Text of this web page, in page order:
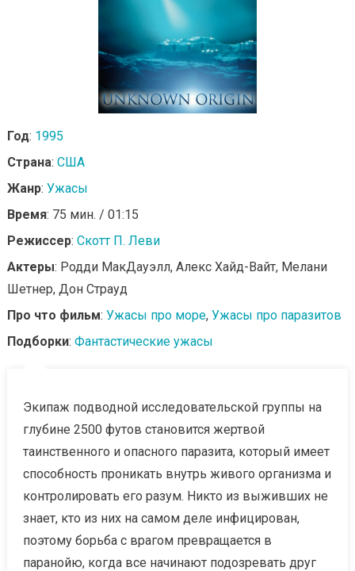
Год: 1995
Страна: США
Жанр: Ужасы
Время: 75 мин. / 01:15
Режиссер: Скотт П. Леви
Актеры: Родди МакДауэлл, Алекс Хайд-Вайт, Мелани
Шетнер, Дон Страуд
Про что фильм: Ужасы про море, Ужасы про паразитов
Подборки: Фантастические ужасы
Экипаж подводной исследовательской группы на
глубине 2500 футов становится жертвой
таинственного и опасного паразита, который имеет
способность проникать внутрь живого организма и
контролировать его разум. Никто из выживших не
знает, кто из них на самом деле инфицирован,
поэтому борьба с врагом превращается в
паранойю, когда все начинают подозревать друг